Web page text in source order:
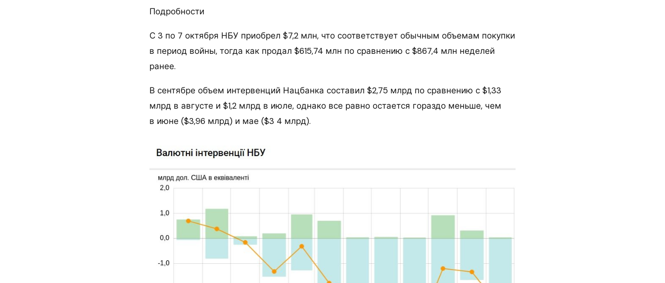
Подробности
С 3 по 7 октября НБУ приобрел $7,2 млн, что соответствует обычным объемам покупки
в период войны, тогда как продал $615,74 млн по сравнению с $867,4 млн неделей
ранее.
В сентябре объем интервенций Нацбанка составил $2,75 млрд по сравнению с $1,33
млрд в августе и $1,2 млрд в июле, однако все равно остается гораздо меньше, чем
в июне ($3,96 млрд) и мае ($3 4 млрд).